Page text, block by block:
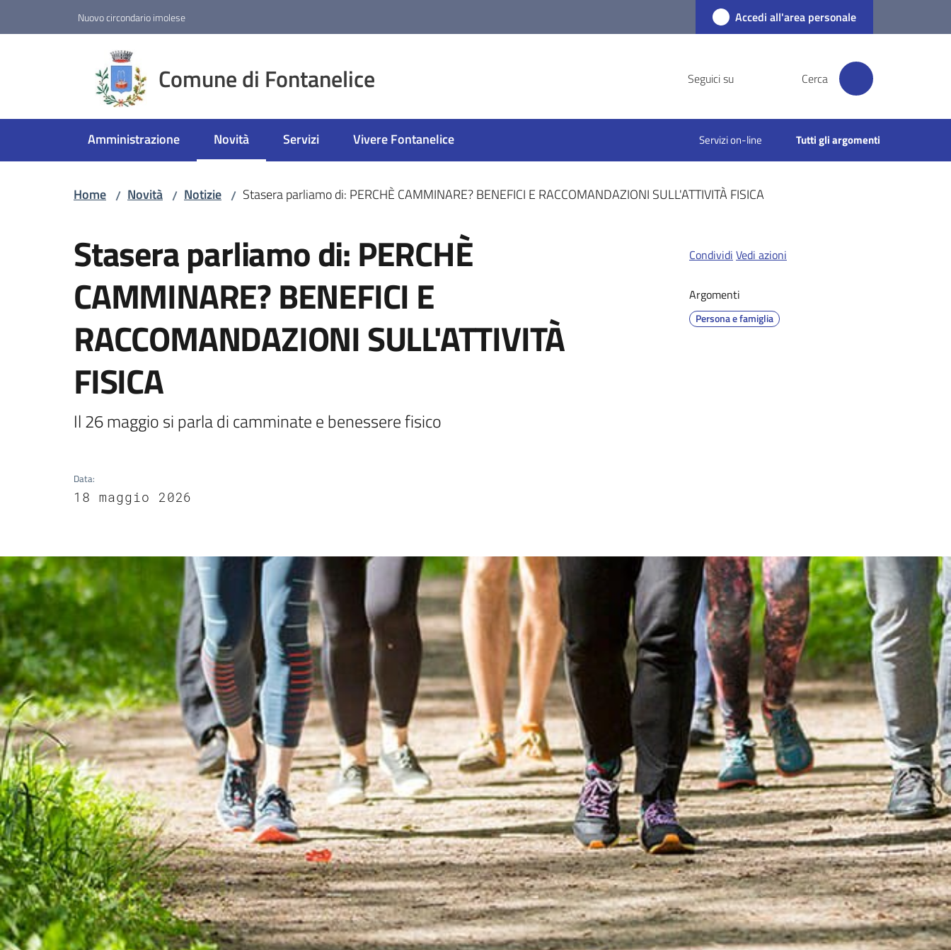
Nuovo circondario imolese Accedi all'area personale
Comune di Fontanelice Seguici su Cerca
Amministrazione Novità
Menu selezionato
Servizi Vivere Fontanelice Servizi on-line Tutti gli argomenti
Home / Novità / Notizie / Stasera parliamo di: PERCHÈ CAMMINARE? BENEFICI E RACCOMANDAZIONI SULL'ATTIVITÀ FISICA
Stasera parliamo di: PERCHÈ
CAMMINARE? BENEFICI E
RACCOMANDAZIONI SULL'ATTIVITÀ
FISICA
Il 26 maggio si parla di camminate e benessere fisico
Data:
18 maggio 2026
Condividi Vedi azioni
Argomenti
Persona e famiglia